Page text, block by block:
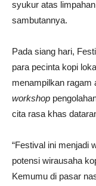
syukur atas
sambutannya.
Pada siang hari,
para pecinta kopi
menampilkan ragam
workshop
cita rasa khas
“Festival ini menjadi
potensi wirausaha
Kemumu di pasar